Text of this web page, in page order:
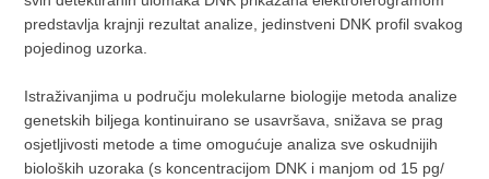
predstavlja krajnji rezultat analize, jedinstveni DNK profil svakog
pojedinog uzorka.
Istraživanjima u području molekularne biologije metoda analize
genetskih biljega kontinuirano se usavršava, snižava se prag
osjetljivosti metode a time omogućuje analiza sve oskudnijih
bioloških uzoraka (s koncentracijom DNK i manjom od 15 pg/